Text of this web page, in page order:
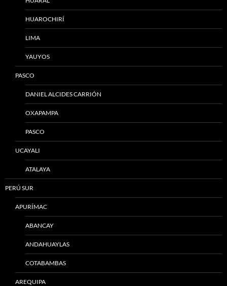
HUAROCHIRÍ
LIMA
YAUYOS
PASCO
DANIEL ALCIDES CARRIÓN
OXAPAMPA
PASCO
UCAYALI
ATALAYA
PERÚ SUR
APURÍMAC
ABANCAY
ANDAHUAYLAS
COTABAMBAS
AREQUIPA